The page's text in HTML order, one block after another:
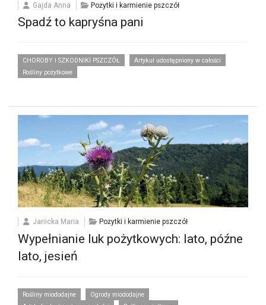
Gajda Anna Pożytki i karmienie pszczół
Spadź to kapryśna pani
CHOROBY I SZKODNIKI PSZCZÓŁ
Artykuł udostępniony w całości
Rośliny pożytkowe
Janicka Maria Pożytki i karmienie pszczół
Wypełnianie luk pożytkowych: lato, późne
lato, jesień
Rośliny miododajne
Ogrody miododajne